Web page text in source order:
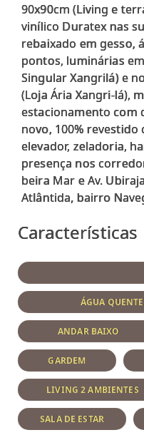
90x90cm (Living e
vinílico Duratex nas
rebaixado em gesso,
pontos, luminárias
Singular Xangrilá) e
(Loja Ária Xangri-lá),
estacionamento com
novo, 100%
elevador, zeladoria,
presença nos
beira Mar e Av.
Características
ÁGUA
ANDAR BAIXO
GARDEM
LIVING 2 AMBIENTES
SALA DE ESTAR